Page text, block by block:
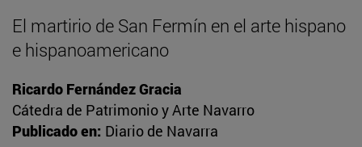
El martirio de San Fermín en el arte hispano
e hispanoamericano
Ricardo Fernández Gracia
Cátedra de Patrimonio y Arte Navarro
Publicado en: Diario de Navarra